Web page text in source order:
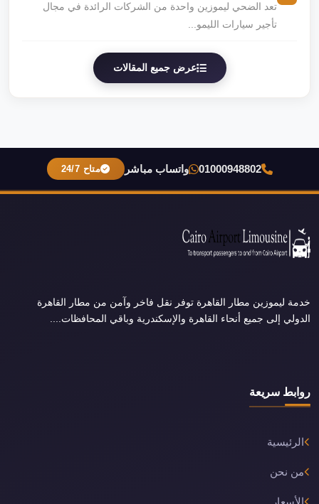
تعد الضحي ليموزين واحدة من الشركات الرائدة في مجال
تأجير سيارات الليمو...
عرض جميع المقالات
01000948802 واتساب مباشر متاح 24/7
خدمة ليموزين مطار القاهرة توفر نقل فاخر وآمن من مطار القاهرة
الدولي إلى جميع أنحاء القاهرة والإسكندرية وباقي المحافظات....
روابط سريعة
الرئيسية
من نحن